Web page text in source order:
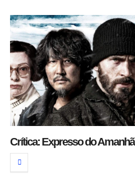
Crítica: Expresso do Amanhã